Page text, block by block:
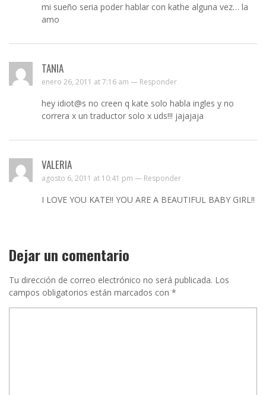
mi sueño seria poder hablar con kathe alguna vez… la
amo
TANIA
enero 26, 2011 at 7:16 am — Responder
hey idiot@s no creen q kate solo habla ingles y no
correra x un traductor solo x uds!!! jajajaja
VALERIA
agosto 6, 2011 at 10:41 pm — Responder
I LOVE YOU KATE!! YOU ARE A BEAUTIFUL BABY GIRL!!
Dejar un comentario
Tu dirección de correo electrónico no será publicada. Los
campos obligatorios están marcados con *